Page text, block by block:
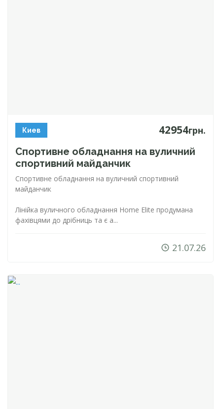
Киев 42954грн.
Спортивне обладнання на вуличний
спортивний майданчик
Спортивне обладнання на вуличний спортивний
майданчик
Лінійка вуличного обладнання Home Elite продумана
фахівцями до дрібниць та є а...
21.07.26